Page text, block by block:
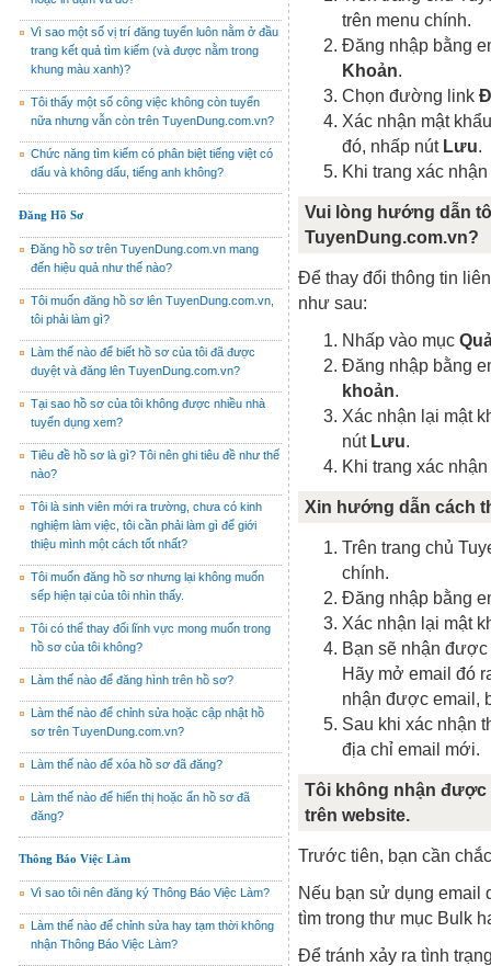
Vì sao một số vị trí đăng tuyển luôn nằm ở đầu
trang kết quả tìm kiếm (và được nằm trong
khung màu xanh)?
Tôi thấy một số công việc không còn tuyển
nữa nhưng vẫn còn trên TuyenDung.com.vn?
Chức năng tìm kiếm có phân biệt tiếng việt có
dấu và không dấu, tiếng anh không?
Đăng Hồ Sơ
Đăng hồ sơ trên TuyenDung.com.vn mang
đến hiệu quả như thế nào?
Tôi muốn đăng hồ sơ lên TuyenDung.com.vn,
tôi phải làm gì?
Làm thế nào để biết hồ sơ của tôi đã được
duyệt và đăng lên TuyenDung.com.vn?
Tại sao hồ sơ của tôi không được nhiều nhà
tuyển dụng xem?
Tiêu đề hồ sơ là gì? Tôi nên ghi tiêu đề như thế
nào?
Tôi là sinh viên mới ra trường, chưa có kinh
nghiệm làm việc, tôi cần phải làm gì để giới
thiệu mình một cách tốt nhất?
Tôi muốn đăng hồ sơ nhưng lại không muốn
sếp hiện tại của tôi nhìn thấy.
Tôi có thể thay đổi lĩnh vực mong muốn trong
hồ sơ của tôi không?
Làm thế nào để đăng hình trên hồ sơ?
Làm thế nào để chỉnh sửa hoặc cập nhật hồ
sơ trên TuyenDung.com.vn?
Làm thế nào để xóa hồ sơ đã đăng?
Làm thế nào để hiển thị hoặc ẩn hồ sơ đã
đăng?
Thông Báo Việc Làm
Vì sao tôi nên đăng ký Thông Báo Việc Làm?
Làm thế nào để chỉnh sửa hay tạm thời không
nhận Thông Báo Việc Làm?
trên menu chính.
Đăng nhập bằng
Khoản.
Chọn đường link
Xác nhận mật
đó, nhấp nút Lưu.
Khi trang xác
Vui lòng hướng dẫn
TuyenDung.com.vn?
Để thay đổi thông tin
như sau:
Nhấp vào mục
Đăng nhập bằng
khoản.
Xác nhận lại mật
nút Lưu.
Khi trang xác
Xin hướng dẫn cách
Trên trang chủ
chính.
Đăng nhập bằng
Xác nhận lại mật
Bạn sẽ nhận
Hãy mở email đó
nhận được email,
Sau khi xác nhận
địa chỉ email mới.
Tôi không nhận được
trên website.
Trước tiên, bạn cần
Nếu bạn sử dụng email
tìm trong thư mục Bulk
Để tránh xảy ra tình